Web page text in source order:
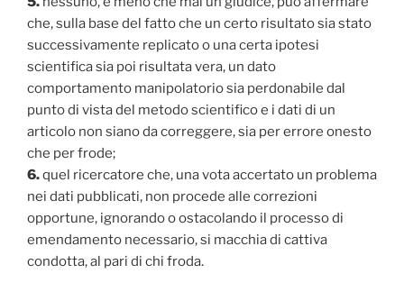
che, sulla base del fatto che un certo risultato sia stato
successivamente replicato o una certa ipotesi
scientifica sia poi risultata vera, un dato
comportamento manipolatorio sia perdonabile dal
punto di vista del metodo scientifico e i dati di un
articolo non siano da correggere, sia per errore onesto
che per frode;
6.quel ricercatore che, una vota accertato un problema
nei dati pubblicati, non procede alle correzioni
opportune, ignorando o ostacolando il processo di
emendamento necessario, si macchia di cattiva
condotta, al pari di chi froda.